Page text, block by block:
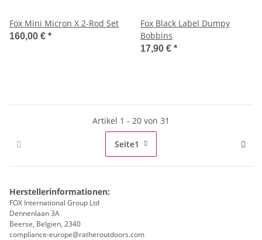
Fox Mini Micron X 2-Rod Set
160,00 € *
Fox Black Label Dumpy
Bobbins
17,90 € *
Artikel 1 - 20 von 31
Seite1
Herstellerinformationen:
FOX International Group Ltd
Dennenlaan 3A
Beerse, Belgien, 2340
compliance-europe@ratheroutdoors.com